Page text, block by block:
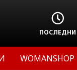
ПОСЛЕДНИ
WOMANSHOP